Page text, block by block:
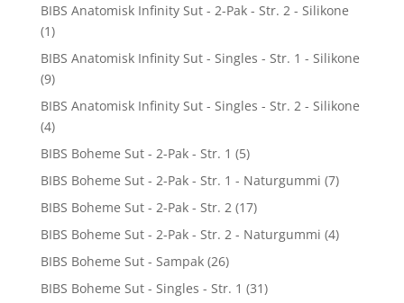
BIBS Anatomisk Infinity Sut - 2-Pak - Str. 2 - Silikone
(1)
BIBS Anatomisk Infinity Sut - Singles - Str. 1 - Silikone
(9)
BIBS Anatomisk Infinity Sut - Singles - Str. 2 - Silikone
(4)
BIBS Boheme Sut - 2-Pak - Str. 1 (5)
BIBS Boheme Sut - 2-Pak - Str. 1 - Naturgummi (7)
BIBS Boheme Sut - 2-Pak - Str. 2 (17)
BIBS Boheme Sut - 2-Pak - Str. 2 - Naturgummi (4)
BIBS Boheme Sut - Sampak (26)
BIBS Boheme Sut - Singles - Str. 1 (31)